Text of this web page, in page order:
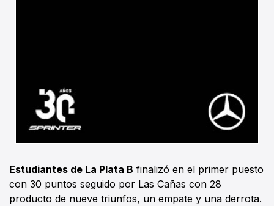
Estudiantes de La Plata B finalizó en el primer puesto
con 30 puntos seguido por Las Cañas con 28
producto de nueve triunfos, un empate y una derrota.